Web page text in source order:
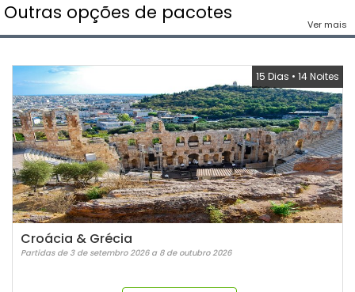
Outras opções de pacotes
Ver mais
15 Dias • 14 Noites
Croácia & Grécia
Partidas de 3 de setembro 2026 a 8 de outubro 2026